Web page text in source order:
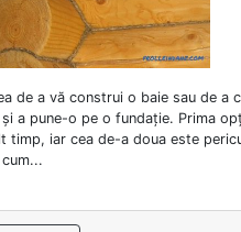
de a vă construi o baie sau de a
a pune-o pe o fundație. Prima
timp, iar cea de-a doua este